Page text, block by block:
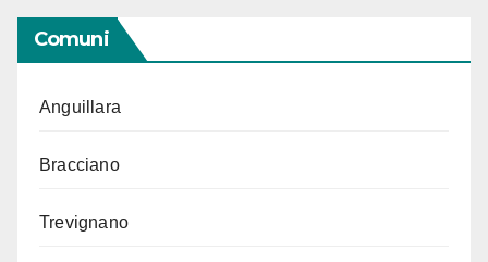
Comuni
Anguillara
Bracciano
Trevignano